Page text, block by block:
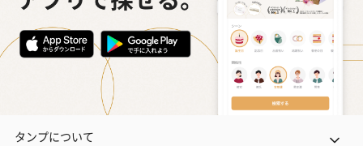
タンプについて